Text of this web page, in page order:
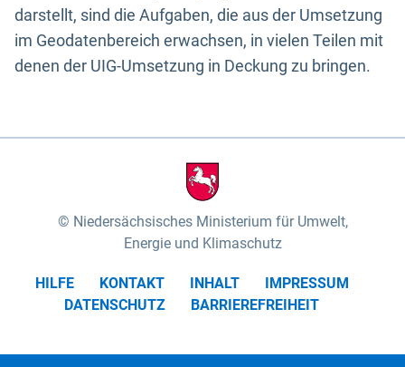
darstellt, sind die Aufgaben, die aus der Umsetzung
im Geodatenbereich erwachsen, in vielen Teilen mit
denen der UIG-Umsetzung in Deckung zu bringen.
Niedersächsisches Ministerium für Umwelt,
Energie und Klimaschutz
HILFE KONTAKT INHALT
IMPRESSUM
DATENSCHUTZ
BARRIEREFREIHEIT